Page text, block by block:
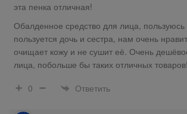
эта пенка отличная!
Обалденное средство для лица,
пользуется дочь и сестра, нам очень
очищает кожу и не сушит её. Очень
лица, побольше бы таких отличных товаров!
0
Ответить